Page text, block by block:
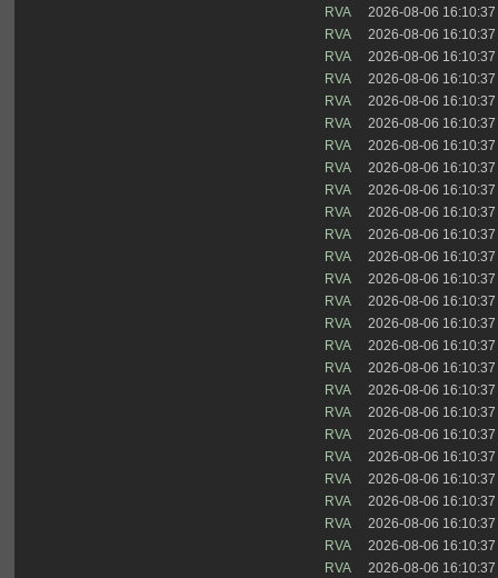
RVA
2026-08-06 16:10:37
RVA
2026-08-06 16:10:37
RVA
2026-08-06 16:10:37
RVA
2026-08-06 16:10:37
RVA
2026-08-06 16:10:37
RVA
2026-08-06 16:10:37
RVA
2026-08-06 16:10:37
RVA
2026-08-06 16:10:37
RVA
2026-08-06 16:10:37
RVA
2026-08-06 16:10:37
RVA
2026-08-06 16:10:37
RVA
2026-08-06 16:10:37
RVA
2026-08-06 16:10:37
RVA
2026-08-06 16:10:37
RVA
2026-08-06 16:10:37
RVA
2026-08-06 16:10:37
RVA
2026-08-06 16:10:37
RVA
2026-08-06 16:10:37
RVA
2026-08-06 16:10:37
RVA
2026-08-06 16:10:37
RVA
2026-08-06 16:10:37
RVA
2026-08-06 16:10:37
RVA
2026-08-06 16:10:37
RVA
2026-08-06 16:10:37
RVA
2026-08-06 16:10:37
RVA
2026-08-06 16:10:37